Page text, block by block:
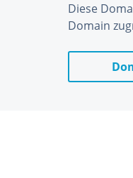
Diese
Domain